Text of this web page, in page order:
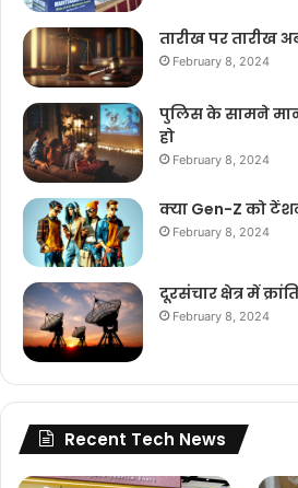
तारीख पर तारीख
February 8, 2024
पुलिस के सामने
हो
February 8, 2024
क्या Gen-Z को
February 8, 2024
दूरसंचार क्षेत्र में
February 8, 2024
Recent Tech News